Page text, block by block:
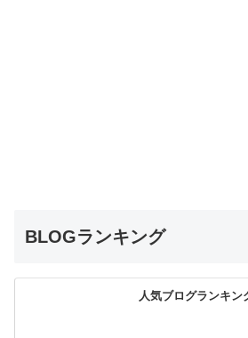
BLOGランキング
人気ブログランキン